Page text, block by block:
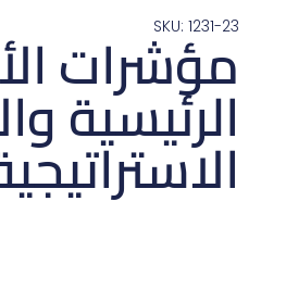
SKU: 1231-23
مؤشرات
الرئيسية